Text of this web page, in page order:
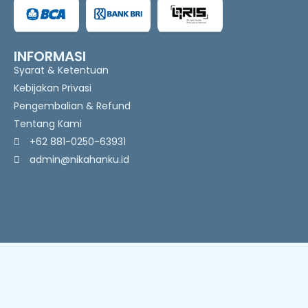
INFORMASI
Syarat & Ketentuan
Kebijakan Privasi
Pengembalian & Refund
Tentang Kami
+62 881-0250-63931
admin@nikahanku.id